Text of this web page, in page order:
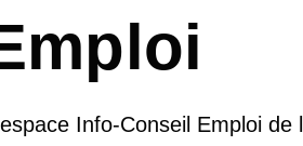
Info-Conseil Emploi